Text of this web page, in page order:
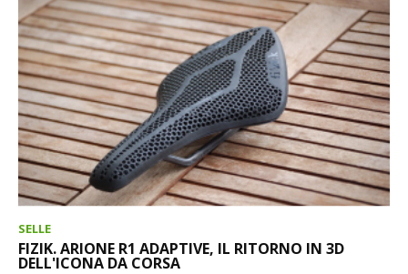
SELLE
FIZIK. ARIONE R1 ADAPTIVE, IL RITORNO IN 3D
DELL'ICONA DA CORSA